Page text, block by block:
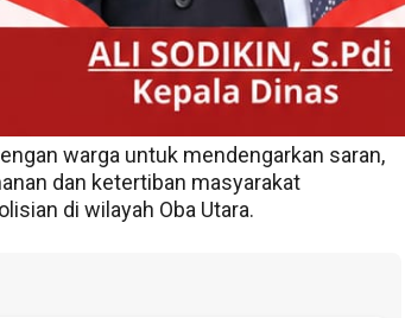
didampingi Ketua Bhayangkari Polsek
Desa Galala, Brigpol Samsul
diri Kapolsek, dilanjutkan dengan
serta pembagian sembako.
warga untuk mendengarkan saran,
dan ketertiban masyarakat
di wilayah Oba Utara.